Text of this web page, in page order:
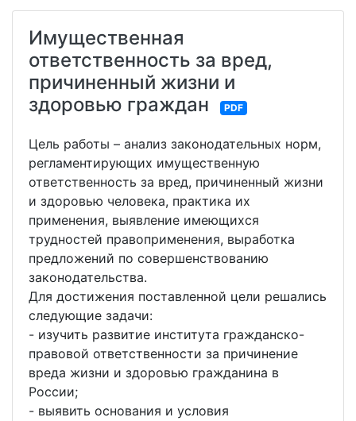
Имущественная
ответственность за вред,
причиненный жизни и
здоровью граждан
PDF
Цель работы – анализ законодательных норм,
регламентирующих имущественную
ответственность за вред, причиненный жизни
и здоровью человека, практика их
применения, выявление имеющихся
трудностей правоприменения, выработка
предложений по совершенствованию
законодательства.
Для достижения поставленной цели решались
следующие задачи:
- изучить развитие института гражданско-
правовой ответственности за причинение
вреда жизни и здоровью гражданина в
России;
- выявить основания и условия